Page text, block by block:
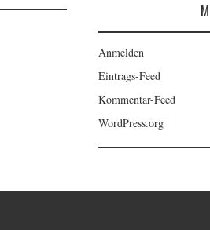
Anmelden
Eintrags-Feed
Kommentar-Feed
WordPress.org